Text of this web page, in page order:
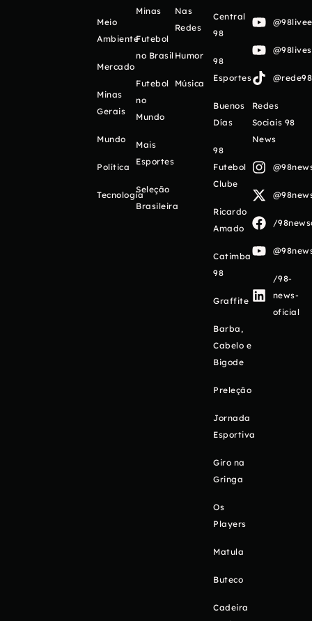
Meio
Ambiente
Mercado
Minas
Gerais
Mundo
Política
Tecnologia
Minas
Futebol
no Brasil
Futebol
no
Mundo
Mais
Esportes
Seleção
Brasileira
Nas
Redes
Humor
Música
Central
98
98
Esportes
Buenos
Días
98
Futebol
Clube
Ricardo
Amado
Catimba
98
Graffite
Barba,
Cabelo e
Bigode
Preleção
Jornada
Esportiva
Giro na
Gringa
Os
Players
Matula
Buteco
Cadeira
Redes
Sociais 98
News
/
/98-
news-
oficial